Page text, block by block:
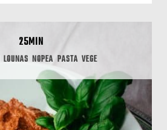
25MIN
LOUNAS NOPEA PASTA VEGE